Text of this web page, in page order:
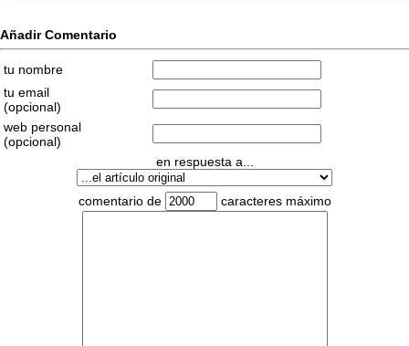
Añadir Comentario
tu nombre
tu email
(opcional)
web personal
(opcional)
en respuesta a...
comentario de caracteres máximo